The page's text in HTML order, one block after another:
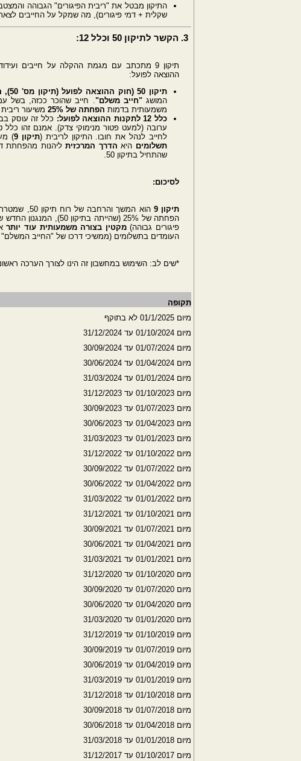
התיקון מבטל את "ריבית הפיגורים" הגבוהה
שקלית + דמי פיגורים), מה שמקל על החייבים
3. הקשר לתיקון 50 וכלל 12:
תיקון 9 מתכתב עם מגמת ההקלה על חייבים
ההוצאה לפועל:
תיקון 50 (חוק ההוצאה לפועל (תיקון מס' 50), התשע"ו-2016) - "חייב משלם":
המושג"חייב משלם" . חייב שהוכר ככזה, בשל
משמעותית בדמות הפחתה של 25%
משיעור
כלל 12 לתקנות ההוצאה לפועל:
כלל זה עוסק
ערובה (למעט פטור מנימוקי צדק). אמנם זהו
לחייב לנהל את חובו. התיקון לריבית (תיקון 9 )
תשלומים היא הדרך המרכזיתליהנות מהפחתת
שהתחיל בתיקון 50.
לסיכום:
תיקון 9
הוא המשך
הפחתה של 25% (שהייתה בתיקון 50), המנגנון החדש של
פיגורים גבוהה)מקטין בצורה משמעותית עוד יותר
העומדים בתשלומים (ממשיכי דרכו של "החייב המשלם"
*שים לב: השימוש במחשבון זה הינו לצורך הערכה
תקופה
מיום 01/1/2025 לא בתוקף
מיום 01/10/2024 עד 31/12/2024
מיום 01/07/2024 עד 30/09/2024
מיום 01/04/2024 עד 30/06/2024
מיום 01/01/2024 עד 31/03/2024
מיום 01/10/2023 עד 31/12/2023
מיום 01/07/2023 עד 30/09/2023
מיום 01/04/2023 עד 30/06/2023
מיום 01/01/2023 עד 31/03/2023
מיום 01/10/2022 עד 31/12/2022
מיום 01/07/2022 עד 30/09/2022
מיום 01/04/2022 עד 30/06/2022
מיום 01/01/2022 עד 31/03/2022
מיום 01/10/2021 עד 31/12/2021
מיום 01/07/2021 עד 30/09/2021
מיום 01/04/2021 עד 30/06/2021
מיום 01/01/2021 עד 31/03/2021
מיום 01/10/2020 עד 31/12/2020
מיום 01/07/2020 עד 30/09/2020
מיום 01/04/2020 עד 30/06/2020
מיום 01/01/2020 עד 31/03/2020
מיום 01/10/2019 עד 31/12/2019
מיום 01/07/2019 עד 30/09/2019
מיום 01/04/2019 עד 30/06/2019
מיום 01/01/2019 עד 31/03/2019
מיום 01/10/2018 עד 31/12/2018
מיום 01/07/2018 עד 30/09/2018
מיום 01/04/2018 עד 30/06/2018
מיום 01/01/2018 עד 31/03/2018
מיום 01/10/2017 עד 31/12/2017